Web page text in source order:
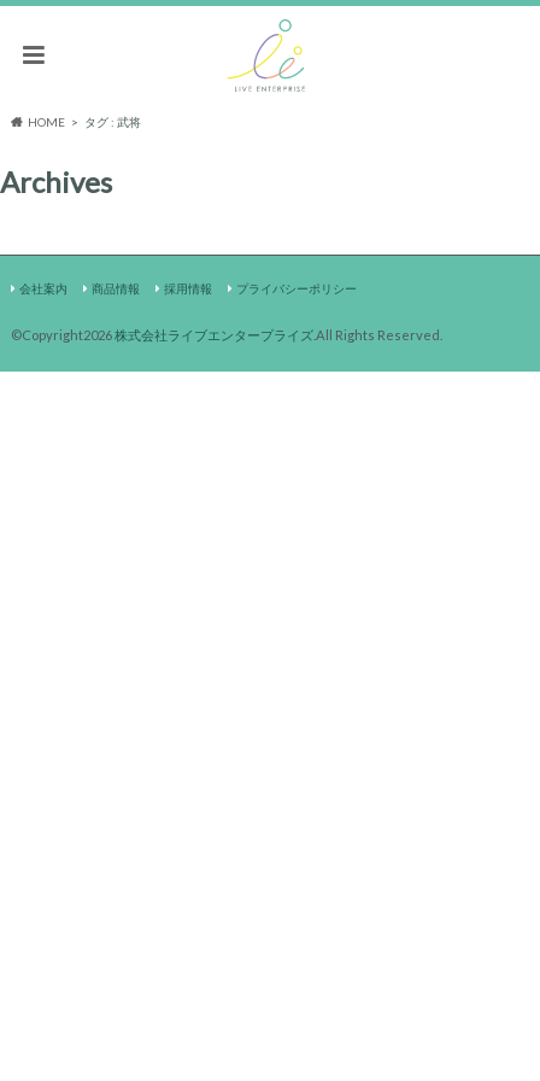
HOME タグ : 武将
Archives
会社案内 商品情報 採用情報 プライバシーポリシー
©Copyright2026株式会社ライブエンタープライズ.All Rights Reserved.